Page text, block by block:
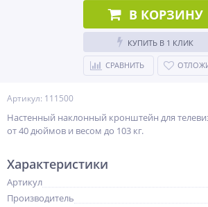
Артикул: 111500
Настенный наклонный кронштейн для
от 40 дюймов и весом до 103 кг.
В КОРЗИНУ
КУПИТЬ В 1 КЛИК
СРАВНИТЬ
Характеристики
Артикул
Производитель